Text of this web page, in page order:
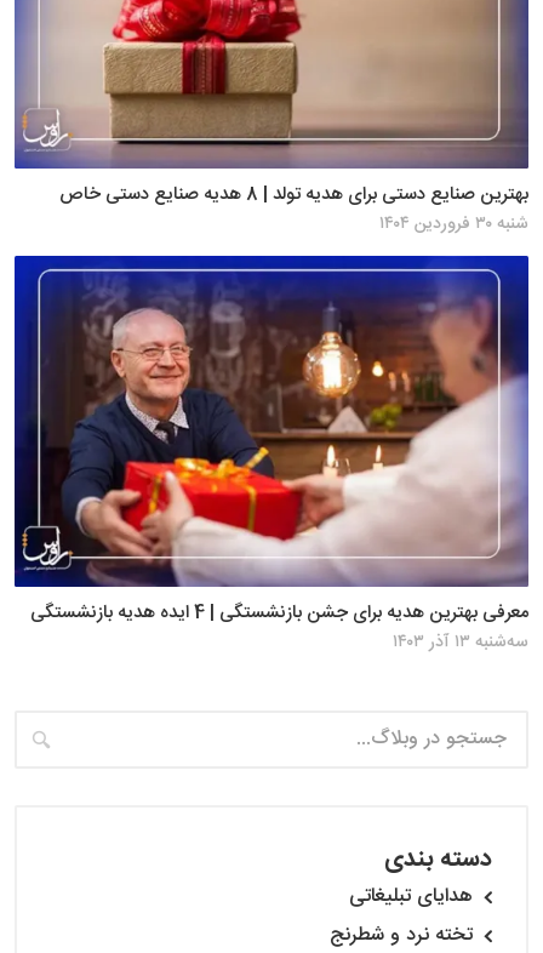
دسته بندی
هدایای تبلیغاتی
تخته نرد و شطرنج
بهترین صنایع دستی برای هدیه تولد | 8 هدیه صنایع دستی خاص
شنبه ۳۰ فروردین ۱۴۰۴
معرفی بهترین هدیه برای جشن بازنشستگی | 4 ایده هدیه بازنشستگی
سه‌شنبه ۱۳ آذر ۱۴۰۳